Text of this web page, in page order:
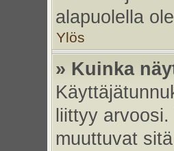
alapuolella
Ylös
» Kuinka
liittyy
muuttuvat